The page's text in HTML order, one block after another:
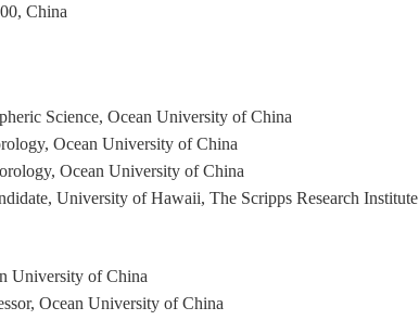
China
Science, Ocean University of China
Ocean University of China
Ocean University of China
University of Hawaii, The Scripps Research Institute
University of China
Ocean University of China